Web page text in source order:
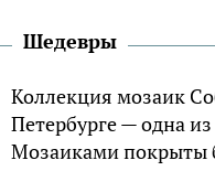
Шедевры
Коллекция мозаик
Петербурге — одна
Мозаиками покрыты